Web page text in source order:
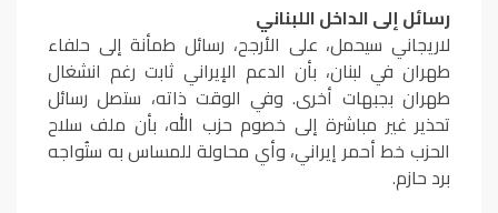
رسائل إلى الداخل اللبناني
لاريجاني سيحمل، على الأرجح، رسائل طمأنة إلى حلفاء
طهران في لبنان، بأن الدعم الإيراني ثابت رغم انشغال
طهران بجبهات أخرى. وفي الوقت ذاته، ستصل رسائل
تحذير غير مباشرة إلى خصوم حزب الله، بأن ملف سلاح
الحزب خط أحمر إيراني، وأي محاولة للمساس به ستُواجه
برد حازم.